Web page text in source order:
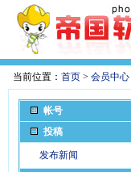
当前位置： 首页 > 会员中心
帐号
投稿
发布新闻